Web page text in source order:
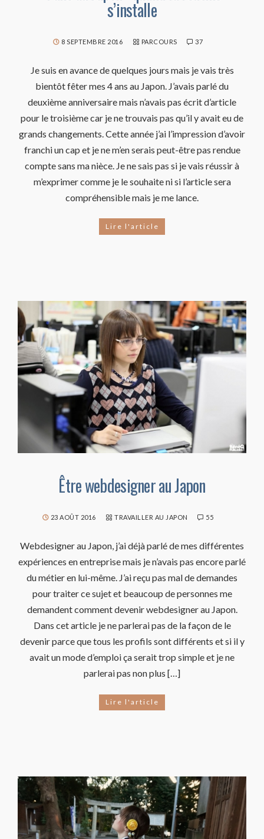
s’installe
8 SEPTEMBRE 2016 PARCOURS 37
Je suis en avance de quelques jours mais je vais très
bientôt fêter mes 4 ans au Japon. J’avais parlé du
deuxième anniversaire mais n’avais pas écrit d’article
pour le troisième car je ne trouvais pas qu’il y avait eu de
grands changements. Cette année j’ai l’impression d’avoir
franchi un cap et je ne m’en serais peut-être pas rendue
compte sans ma nièce. Je ne sais pas si je vais réussir à
m’exprimer comme je le souhaite ni si l’article sera
compréhensible mais je me lance.
Lire l'article
Être webdesigner au Japon
23 AOÛT 2016 TRAVAILLER AU JAPON 55
Webdesigner au Japon, j’ai déjà parlé de mes différentes
expériences en entreprise mais je n’avais pas encore parlé
du métier en lui-même. J’ai reçu pas mal de demandes
pour traiter ce sujet et beaucoup de personnes me
demandent comment devenir webdesigner au Japon.
Dans cet article je ne parlerai pas de la façon de le
devenir parce que tous les profils sont différents et si il y
avait un mode d’emploi ça serait trop simple et je ne
parlerai pas non plus […]
Lire l'article